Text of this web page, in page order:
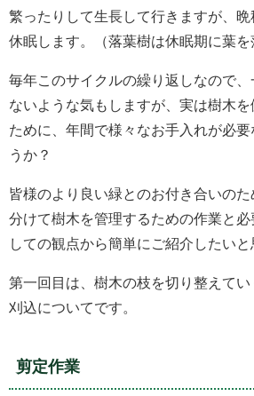
繁ったりして生長して行きますが、
休眠します。（落葉樹は休眠期に葉を
毎年このサイクルの繰り返しなので
ないような気もしますが、実は樹木
ために、年間で様々なお手入れが必要
うか？
皆様のより良い緑とのお付き合いの
分けて樹木を管理するための作業と
しての観点から簡単にご紹介したいと
第一回目は、樹木の枝を切り整えて
刈込についてです。
剪定作業